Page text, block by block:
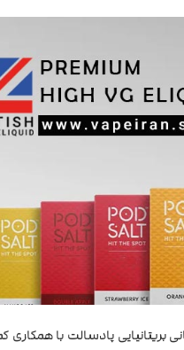
پادسالت با همکاری